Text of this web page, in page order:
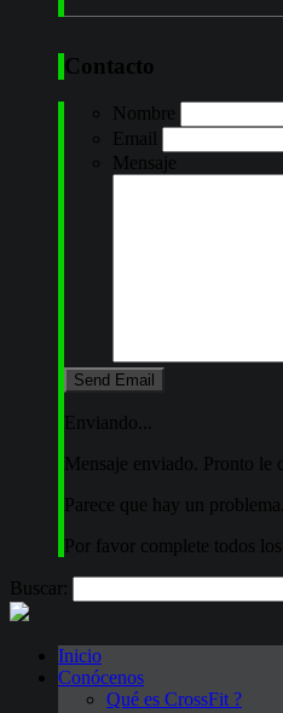
Contacto
Nombre
Email
Mensaje
Enviando...
Mensaje enviado. Pronto le
Parece que hay un
Por favor complete todos los
Buscar:
Inicio
Conócenos
Qué es CrossFit ?